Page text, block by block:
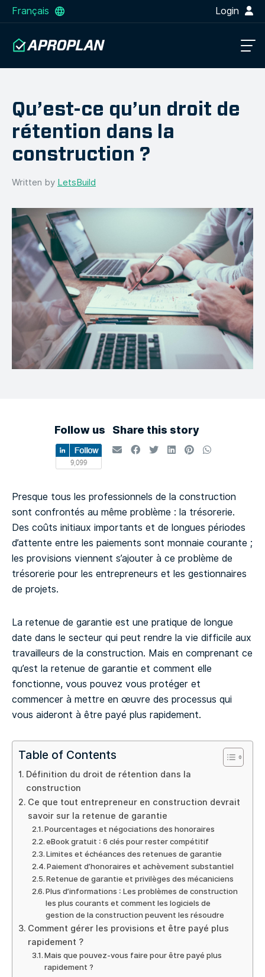
Français Login
Qu’est-ce qu’un droit de
rétention dans la
construction ?
Written by LetsBuild
Follow us Share this story
Presque tous les professionnels de la construction
sont confrontés au même problème : la trésorerie.
Des coûts initiaux importants et de longues périodes
d’attente entre les paiements sont monnaie courante ;
les provisions viennent s’ajouter à ce problème de
trésorerie pour les entrepreneurs et les gestionnaires
de projets.
La retenue de garantie est une pratique de longue
date dans le secteur qui peut rendre la vie difficile aux
travailleurs de la construction. Mais en comprenant ce
qu’est la retenue de garantie et comment elle
fonctionne, vous pouvez vous protéger et
commencer à mettre en œuvre des processus qui
vous aideront à être payé plus rapidement.
Table of Contents
Définition du droit de rétention dans la
construction
Ce que tout entrepreneur en construction devrait
savoir sur la retenue de garantie
Pourcentages et négociations des honoraires
eBook gratuit : 6 clés pour rester compétitif
Limites et échéances des retenues de garantie
Paiement d’honoraires et achèvement substantiel
Retenue de garantie et privilèges des mécaniciens
Plus d’informations : Les problèmes de construction
les plus courants et comment les logiciels de
gestion de la construction peuvent les résoudre
Comment gérer les provisions et être payé plus
rapidement ?
Mais que pouvez-vous faire pour être payé plus
rapidement ?